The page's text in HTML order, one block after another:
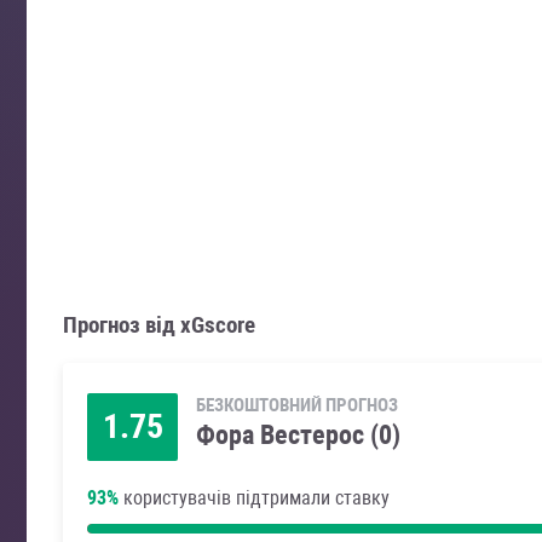
Прогноз від xGscore
1.75
БЕЗКОШТОВНИЙ ПРОГНОЗ
Фора Вестерос (0)
93% користувачів підтримали ставку